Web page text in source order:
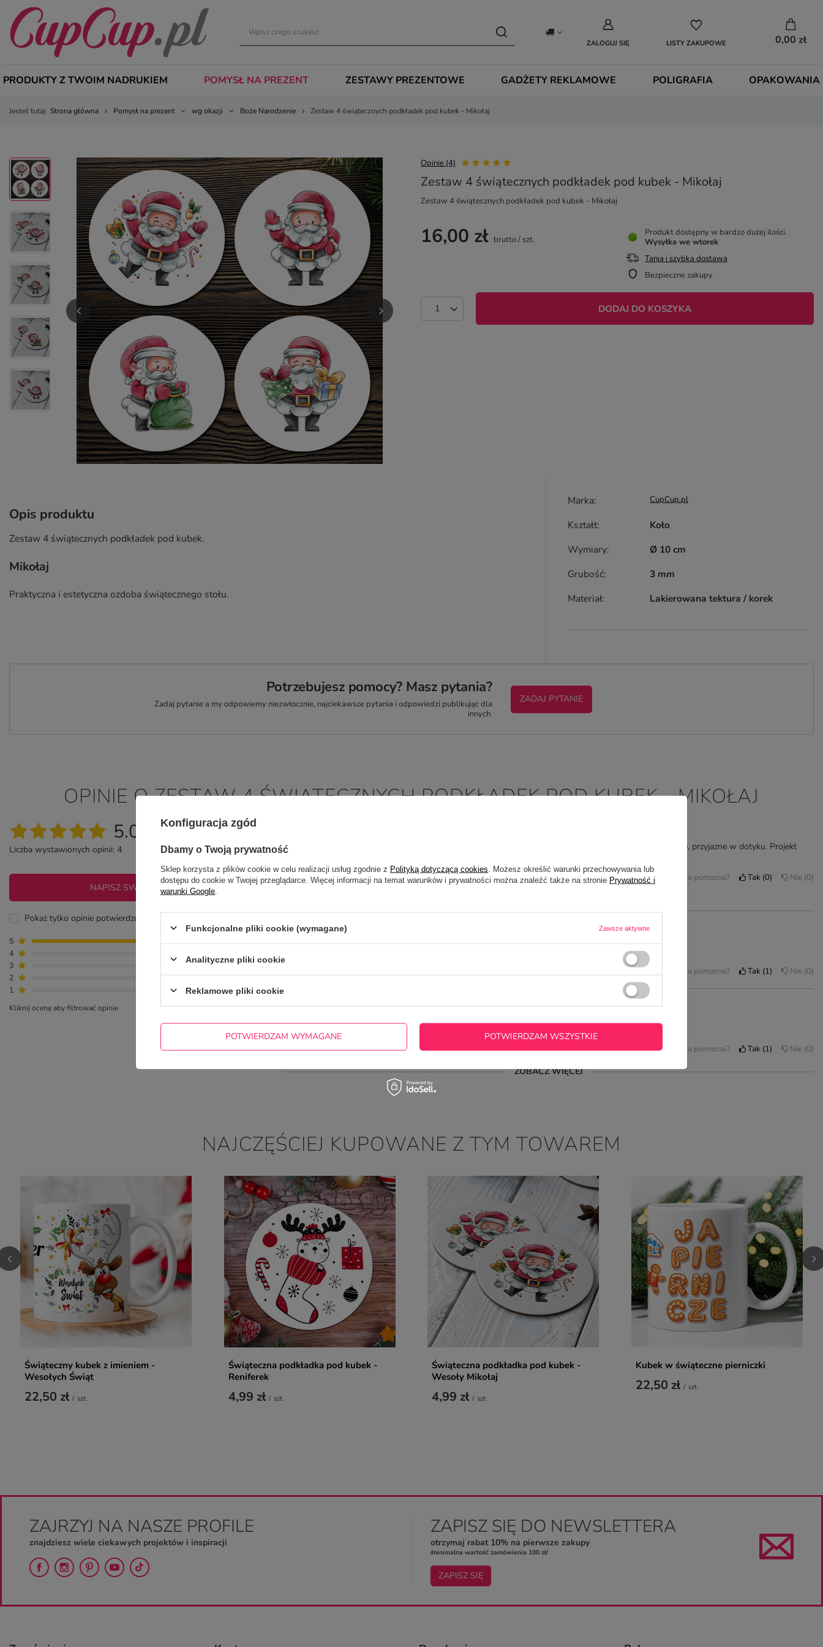
ZALOGUJ SIĘ LISTY ZAKUPOWE 0,00 zł
PRODUKTY Z TWOIM NADRUKIEM POMYSŁ NA PREZENT ZESTAWY PREZENTOWE GADŻETY REKLAMOWE POLIGRAFIA OPAKOWANIA
Jesteś tutaj: Strona główna Pomysł na prezent wg okazji Boże Narodzenie Zestaw 4 świątecznych podkładek pod kubek - Mikołaj
Opinie (4)
Zestaw 4 świątecznych podkładek pod kubek - Mikołaj
Zestaw 4 świątecznych podkładek pod kubek - Mikołaj
16,00 zł brutto/ szt.
DODAJ DO KOSZYKA
Produkt dostępny w bardzo dużej ilości
Wysyłka we wtorek
Tania i szybka dostawa
Bezpieczne zakupy
Opis produktu
Zestaw 4 świątecznych podkładek pod kubek.
Mikołaj
Praktyczna i estetyczna ozdoba świątecznego stołu.
Marka CupCup.pl
Kształt
Koło
Wymiary
Ø 10 cm
Grubość
3 mm
Materiał
Lakierowana tektura / korek
Potrzebujesz pomocy? Masz pytania?
Zadaj pytanie a my odpowiemy niezwłocznie, najciekawsze pytania i odpowiedzi publikując dla
innych.
ZADAJ PYTANIE
OPINIE O ZESTAW 4 ŚWIĄTECZNYCH PODKŁADEK POD KUBEK - MIKOŁAJ
5.00
Liczba wystawionych opinii: 4
NAPISZ SWOJĄ OPINIĘ
Pokaż tylko opinie potwierdzone zakupem
5
4
3
0
2
1
0
Kliknij ocenę aby filtrować opinie
Spodziewałem się znacznie gorszej jakości, ale te podkładki są twarde, wytrzymałe, przyjazne w dotyku. Projekt
2024-06-13 Marcin, Żyrardów Czy opinia była pomocna? Tak 0 Nie 0
5/5
Czy opinia była pomocna? Tak 1 Nie 0
Fajne podkładki, fajna jakość wykonania, ekspresowa realizacja i wysyłka - polecam!
2022-03-10 Martyna, Wrocław Czy opinia była pomocna? Tak 1 Nie 0
5/5 Opinia potwierdzona zakupem
Ładny nadruk, trochę za cienkie ;)
ZOBACZ WIĘCEJ
NAJCZĘŚCIEJ KUPOWANE Z TYM TOWAREM
Świąteczny kubek z imieniem -
Wesołych Świąt
22,50 zł / szt.
Świąteczna podkładka pod kubek -
Reniferek
4,99 zł / szt.
Świąteczna podkładka pod kubek -
Wesoły Mikołaj
4,99 zł / szt.
Kubek w świąteczne pierniczki
22,50 zł / szt.
ZAJRZYJ NA NASZE PROFILE
znajdziesz wiele ciekawych projektów i inspiracji
ZAPISZ SIĘ DO NEWSLETTERA
otrzymaj rabat 10% na pierwsze zakupy
/minimalna wartość zamówienia 100 zł/
ZAPISZ SIĘ
Konfiguracja zgód
Dbamy o Twoją prywatność
Sklep korzysta z plików cookie w celu realizacji usług zgodnie z Polityką dotyczącą cookies . Możesz określić warunki przechowywania lub
dostępu do cookie w Twojej przeglądarce. Więcej informacji na temat warunków i prywatności można znaleźć także na stronie Prywatność i
warunki Google
Funkcjonalne pliki cookie (wymagane) Zawsze aktywne
Analityczne pliki cookie
Reklamowe pliki cookie
POTWIERDZAM WYMAGANE POTWIERDZAM WSZYSTKIE